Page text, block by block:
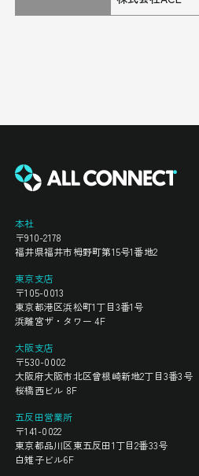
本社
〒910-2178
福井県福井市栂野町第15号1番地2
東京支店
〒105-0013
東京都港区浜松町1丁目3番1号
浜離宮ザ・タワー 4F
大阪支店
〒530-0002
大阪府大阪市北区曾根崎新地2丁目3番3号
桜橋西ビル 8F
五反田営業所
〒141-0022
東京都品川区東五反田1丁目2番33号
白雉子ビル6F